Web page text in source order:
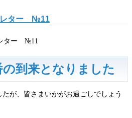
レター №11
到来となりました
が、皆さまいかがお過ごしでしょう